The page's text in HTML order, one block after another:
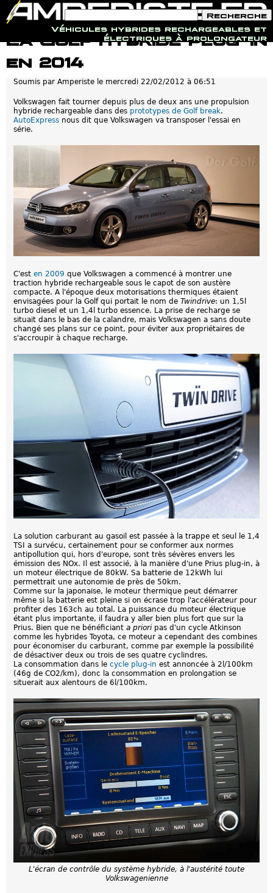
Jump to navigation
Véhicules hybrides rechargeables et
électriques à prolongateur
o
r
m
l
a
i
r
d
e
r
h
e
e
c
h
r
c
e
La Golf hybride plug-in
en 2014
Soumis par Amperiste le mercredi 22/02/2012 à 06:51
Volkswagen fait tourner depuis plus de deux ans une propulsion
hybride rechargeable dans des prototypes de Golf break.
AutoExpress nous dit que Volkswagen va transposer l'essai en
série.
C'est en 2009 que Volkswagen a commencé à montrer une
traction hybride rechargeable sous le capot de son austère
compacte. A l'époque deux motorisations thermiques étaient
envisagées pour la Golf qui portait le nom de Twindrive: un 1,5l
turbo diesel et un 1,4l turbo essence. La prise de recharge se
situait dans le bas de la calandre, mais Volkswagen a sans doute
changé ses plans sur ce point, pour éviter aux propriétaires de
s'accroupir à chaque recharge.
La solution carburant au gasoil est passée à la trappe et seul le 1,4
TSI a survécu, certainement pour se conformer aux normes
antipollution qui, hors d'europe, sont très sévères envers les
émission des NOx. Il est associé, à la manière d'une Prius plug-in, à
un moteur électrique de 80kW. Sa batterie de 12kWh lui
permettrait une autonomie de près de 50km.
Comme sur la japonaise, le moteur thermique peut démarrer
même si la batterie est pleine si on écrase trop l'accélérateur pour
profiter des 163ch au total. La puissance du moteur électrique
étant plus importante, il faudra y aller bien plus fort que sur la
Prius. Bien que ne bénéficiant a prioripas d'un cycle Atkinson
comme les hybrides Toyota, ce moteur a cependant des combines
pour économiser du carburant, comme par exemple la possibilité
de désactiver deux ou trois de ses quatre cyclindres.
La consommation dans le cycle plug-in est annoncée à 2l/100km
(46g de CO2/km), donc la consommation en prolongation se
situerait aux alentours de 6l/100km.
L'écran de contrôle du système hybride, à l'austérité toute
Volkswagenienne